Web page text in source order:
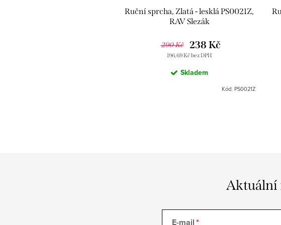
Ruční sprcha, Zlatá - lesklá PS0021Z,
RAV Slezák
290 Kč
196,69 Kč bez DPH
238 Kč
Skladem
Kód: PS0021Z
Aktuální
E-mail